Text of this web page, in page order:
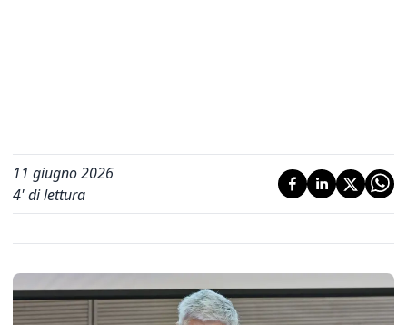
11 giugno 2026
4' di lettura